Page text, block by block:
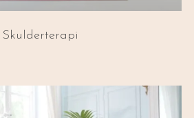
Skulderterapi